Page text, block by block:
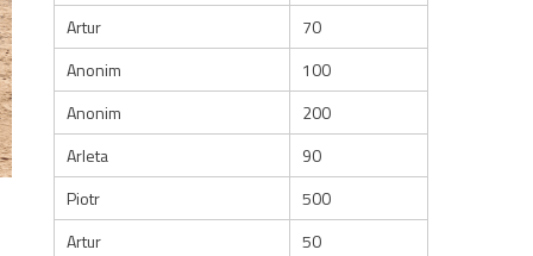
Artur
70
Anonim
100
Anonim
200
Arleta
90
Piotr
500
Artur
50